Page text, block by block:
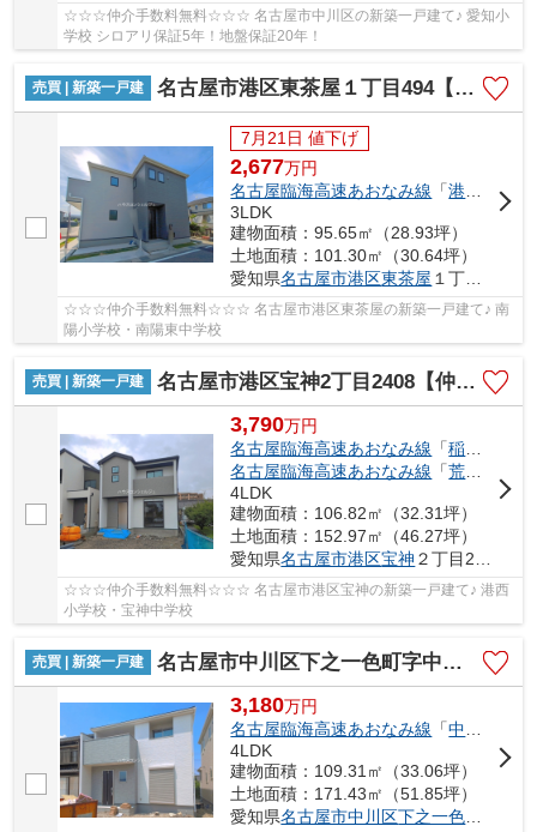
☆☆☆仲介手数料無料☆☆☆ 名古屋市中川区の新築一戸建て♪ 愛知小
学校 シロアリ保証5年！地盤保証20年！
売買 | 新築一戸建 名古屋市港区東茶屋１丁目494【仲介手数料無料】新築一戸建て 1号棟
7月21日 値下げ
2,677万円
名古屋臨海高速あおなみ線 「港北
」駅
3LDK
建物面積：95.65㎡（28.93坪）
土地面積：101.30㎡（30.64坪）
愛知県名古屋市港区東茶屋 １丁目494
☆☆☆仲介手数料無料☆☆☆ 名古屋市港区東茶屋の新築一戸建て♪ 南
陽小学校・南陽東中学校
売買 | 新築一戸建 名古屋市港区宝神2丁目2408【仲介手数料無料】新築一戸建て 3号棟
3,790万円
名古屋臨海高速あおなみ線 「稲永
名古屋臨海高速あおなみ線 「荒子川公園
4LDK
建物面積：106.82㎡（32.31坪）
土地面積：152.97㎡（46.27坪）
愛知県名古屋市港区宝神 ２丁目2408-1
☆☆☆仲介手数料無料☆☆☆ 名古屋市港区宝神の新築一戸建て♪ 港西
小学校・宝神中学校
売買 | 新築一戸建 名古屋市中川区下之一色町字中ノ切26【仲介手数料無料】新築一戸建て 1号棟
3,180万円
名古屋臨海高速あおなみ線 「中島
4LDK
建物面積：109.31㎡（33.06坪）
土地面積：171.43㎡（51.85坪）
愛知県名古屋市中川区下之一色町